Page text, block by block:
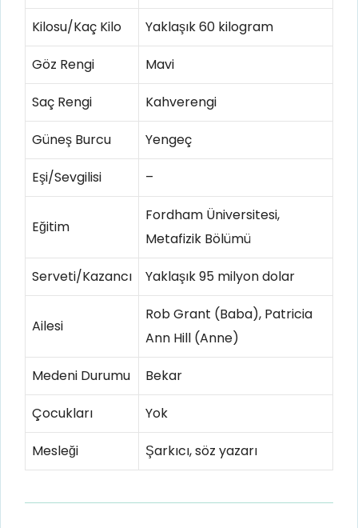
Kilosu/Kaç Kilo Yaklaşık 60 kilogram
Göz Rengi Mavi
Saç Rengi Kahverengi
Güneş Burcu Yengeç
Eşi/Sevgilisi –
Eğitim
Fordham Üniversitesi,
Metafizik Bölümü
Serveti/Kazancı Yaklaşık 95 milyon dolar
Ailesi
Rob Grant (Baba), Patricia
Ann Hill (Anne)
Medeni Durumu Bekar
Çocukları Yok
Mesleği Şarkıcı, söz yazarı